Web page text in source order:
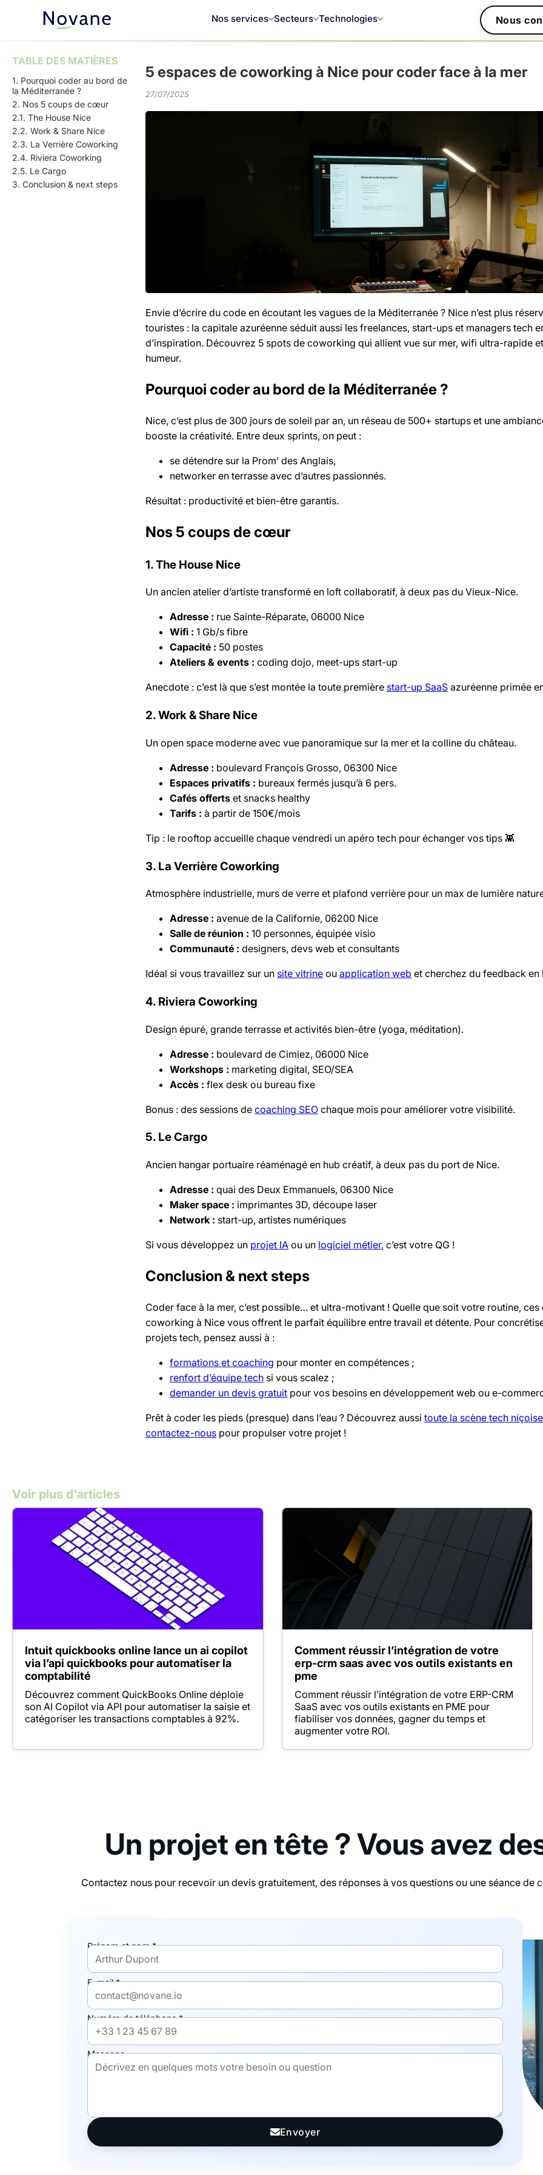
Nos services Secteurs Technologies Nous
TABLE DES MATIÈRES
1. Pourquoi coder au bord de
la Méditerranée ?
2. Nos 5 coups de cœur
2.1. The House Nice
2.2. Work & Share Nice
2.3. La Verrière Coworking
2.4. Riviera Coworking
2.5. Le Cargo
3. Conclusion & next steps
5 espaces de coworking à Nice pour coder face à la mer
27/07/2025
Envie d’écrire du code en écoutant les vagues de la Méditerranée ? Nice n’est plus
touristes : la capitale azuréenne séduit aussi les freelances, start-ups et managers tech
d’inspiration. Découvrez 5 spots de coworking qui allient vue sur mer, wifi ultra-rapide
humeur.
Pourquoi coder au bord de la Méditerranée ?
Nice, c’est plus de 300 jours de soleil par an, un réseau de 500+ startups et une
booste la créativité. Entre deux sprints, on peut :
se détendre sur la Prom’ des Anglais,
networker en terrasse avec d’autres passionnés.
Résultat : productivité et bien-être garantis.
Nos 5 coups de cœur
1. The House Nice
Un ancien atelier d’artiste transformé en loft collaboratif, à deux pas du Vieux-Nice.
Adresse : rue Sainte-Réparate, 06000 Nice
Wifi : 1 Gb/s fibre
Capacité : 50 postes
Ateliers & events : coding dojo, meet-ups start-up
Anecdote : c’est là que s’est montée la toute première start-up SaaS azuréenne primée
2. Work & Share Nice
Un open space moderne avec vue panoramique sur la mer et la colline du château.
Adresse : boulevard François Grosso, 06300 Nice
Espaces privatifs : bureaux fermés jusqu’à 6 pers.
Cafés offerts et snacks healthy
Tarifs : à partir de 150€/mois
Tip : le rooftop accueille chaque vendredi un apéro tech pour échanger vos tips 👾
3. La Verrière Coworking
Atmosphère industrielle, murs de verre et plafond verrière pour un max de lumière
Adresse : avenue de la Californie, 06200 Nice
Salle de réunion : 10 personnes, équipée visio
Communauté : designers, devs web et consultants
Idéal si vous travaillez sur un site vitrine ou application web et cherchez du feedback en
4. Riviera Coworking
Design épuré, grande terrasse et activités bien-être (yoga, méditation).
Adresse : boulevard de Cimiez, 06000 Nice
Workshops : marketing digital, SEO/SEA
Accès : flex desk ou bureau fixe
Bonus : des sessions de coaching SEO chaque mois pour améliorer votre visibilité.
5. Le Cargo
Ancien hangar portuaire réaménagé en hub créatif, à deux pas du port de Nice.
Adresse : quai des Deux Emmanuels, 06300 Nice
Maker space : imprimantes 3D, découpe laser
Network : start-up, artistes numériques
Si vous développez un projet IA ou un logiciel métier, c’est votre QG !
Conclusion & next steps
Coder face à la mer, c’est possible… et ultra-motivant ! Quelle que soit votre routine, ces
coworking à Nice vous offrent le parfait équilibre entre travail et détente. Pour
projets tech, pensez aussi à :
formations et coaching pour monter en compétences ;
renfort d’équipe tech si vous scalez ;
demander un devis gratuit pour vos besoins en développement web ou e-
Prêt à coder les pieds (presque) dans l’eau ? Découvrez aussi toute la scène tech niçoise
contactez-nous pour propulser votre projet !
Voir plus d'articles
Intuit quickbooks online lance un ai copilot
via l’api quickbooks pour automatiser la
comptabilité
Découvrez comment QuickBooks Online déploie
son AI Copilot via API pour automatiser la saisie et
catégoriser les transactions comptables à 92%.
Comment réussir l’intégration de votre
erp-crm saas avec vos outils existants en
pme
Comment réussir l’intégration de votre ERP-CRM
SaaS avec vos outils existants en PME pour
fiabiliser vos données, gagner du temps et
augmenter votre ROI.
Un projet en tête ? Vous avez
Contactez nous pour recevoir un devis gratuitement, des réponses à vos questions ou une séance de
Prénom et nom *
E-mail *
Numéro de téléphone *
Message
Envoyer